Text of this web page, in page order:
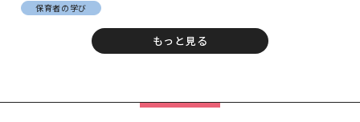
保育者の学び
もっと見る